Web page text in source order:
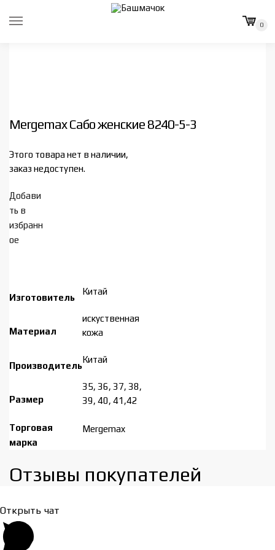
0
Mergemax Сабо женские 8240-5-3
Этого товара нет в наличии,
заказ недоступен.
Добави
ть в
избранн
ое
Изготовитель
Китай
Материал
искуственная
кожа
Производитель
Китай
Размер
35, 36, 37, 38,
39, 40, 41,42
Торговая
марка
Mergemax
Отзывы покупателей​
Открыть чат